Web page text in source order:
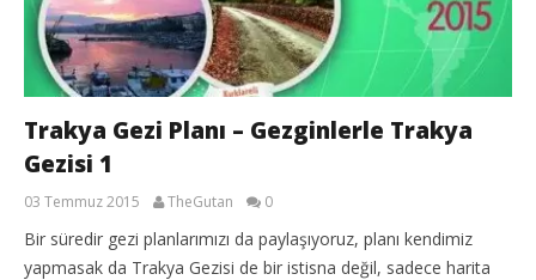
Trakya Gezi Planı – Gezginlerle Trakya
Gezisi 1
03 Temmuz 2015 TheGutan 0
Bir süredir gezi planlarımızı da paylaşıyoruz, planı kendimiz
yapmasak da Trakya Gezisi de bir istisna değil, sadece harita